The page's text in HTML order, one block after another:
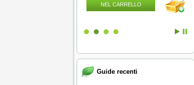
NEL CARRELLO
Guide recenti